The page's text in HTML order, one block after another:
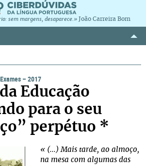
sem margens, desaparece.» João Carreira Bom
– 2017
Educação
para o seu
perpétuo *
« (...) Mais tarde, ao almoço,
na mesa com algumas das